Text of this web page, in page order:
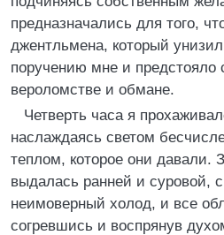
предназначались для того,
джентльмена, который
поручению мне и предстояло
вероломстве и обмане.
Четверть часа я
наслаждаясь светом
теплом, которое они давали.
выдалась ранней и суровой,
неимоверный холод, и все
согревшись и воспрянув